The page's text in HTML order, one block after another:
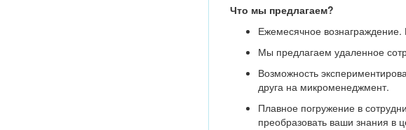
Что мы предлагаем?
Ежемесячное
Мы предлагаем удаленное
Возможность
друга на микроменеджмент.
Плавное погружение в
преобразовать ваши знания в